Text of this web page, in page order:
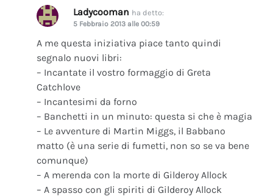
Ladycooman ha detto:
5 Febbraio 2013 alle 00:59
A me questa iniziativa piace tanto quindi
segnalo nuovi libri:
– Incantate il vostro formaggio di Greta
Catchlove
– Incantesimi da forno
– Banchetti in un minuto: questa si che è magia
– Le avventure di Martin Miggs, il Babbano
matto (è una serie di fumetti, non so se va bene
comunque)
– A merenda con la morte di Gilderoy Allock
– A spasso con gli spiriti di Gilderoy Allock